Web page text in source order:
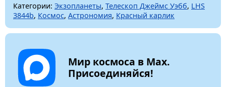
Категории: Экзопланеты, Телескоп Джеймс Уэбб, LHS
3844b, Космос, Астрономия, Красный карлик
Мир космоса в Max.
Присоединяйся!